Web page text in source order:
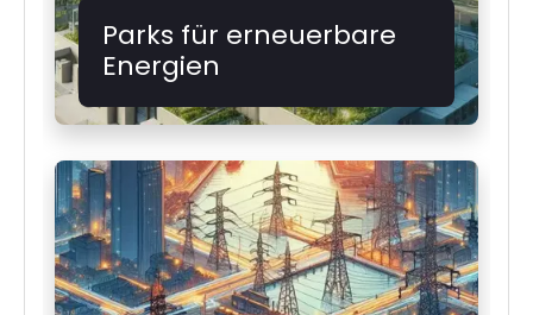
Parks für erneuerbare
Energien